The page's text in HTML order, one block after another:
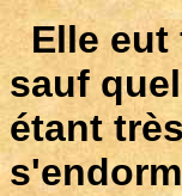
Elle eut
sauf
étant